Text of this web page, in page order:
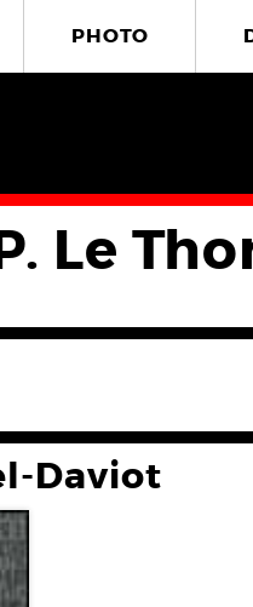
PHOTO
Le
Daviot